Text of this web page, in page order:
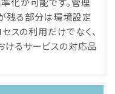
残る部分は環境設定
スの利用だけでなく、
けるサービスの対応品